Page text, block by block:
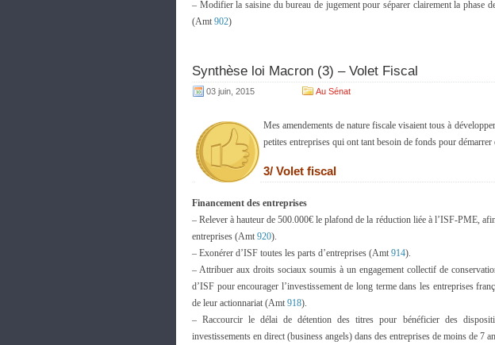
– Modifier la saisine du bureau de jugement pour séparer clairement la phase
(Amt 902)
Synthèse loi Macron (3) – Volet Fiscal
03 juin, 2015 Au Sénat
Mes amendements de nature fiscale visaient tous à
petites entreprises qui ont tant besoin de fonds pour
3/ Volet fiscal
Financement des entreprises
– Relever à hauteur de 500.000€ le plafond de la réduction liée à l’ISF-PME,
entreprises (Amt 920).
– Exonérer d’ISF toutes les parts d’entreprises (Amt 914).
– Attribuer aux droits sociaux soumis à un engagement collectif de
d’ISF pour encourager l’investissement de long terme dans les entreprises
de leur actionnariat (Amt 918).
– Raccourcir le délai de détention des titres pour bénéficier des
investissements en direct (business angels) dans des entreprises de moins de 7